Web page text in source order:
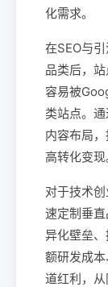
化需求。
在SEO与
品类后，
容易被
类站点。
内容布局
高转化变现
对于技术
速定制垂
异化壁垒
额研发成
道红利，